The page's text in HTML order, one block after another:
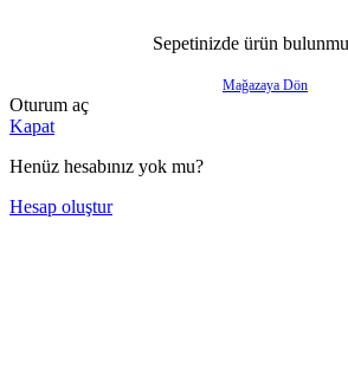
Sepetinizde ürün
Mağazaya Dön
Oturum aç
Kapat
Henüz hesabınız yok mu?
Hesap oluştur